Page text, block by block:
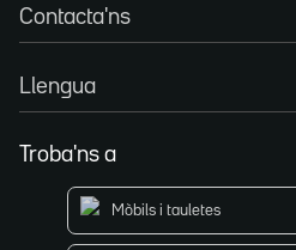
Contacta'ns
Llengua
Troba'ns a
Mòbils i tauletes